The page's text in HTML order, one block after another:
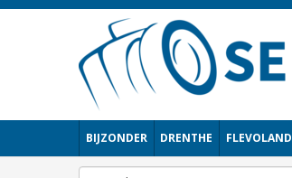
BIJZONDER DRENTHE FLEVOLAND